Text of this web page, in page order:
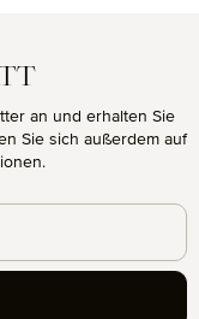
an und erhalten Sie
Sie sich außerdem auf